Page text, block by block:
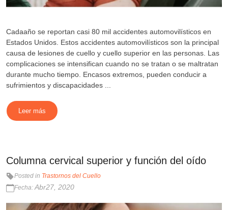
Cadaaño se reportan casi 80 mil accidentes automovilísticos en
Estados Unidos. Estos accidentes automovilísticos son la principal
causa de lesiones de cuello y cuello superior en las personas. Las
complicaciones se intensifican cuando no se tratan o se maltratan
durante mucho tiempo. Encasos extremos, pueden conducir a
sufrimientos y discapacidades ...
Leer más
Columna cervical superior y función del oído
Posted in Trastornos del Cuello
Fecha:Abr27, 2020